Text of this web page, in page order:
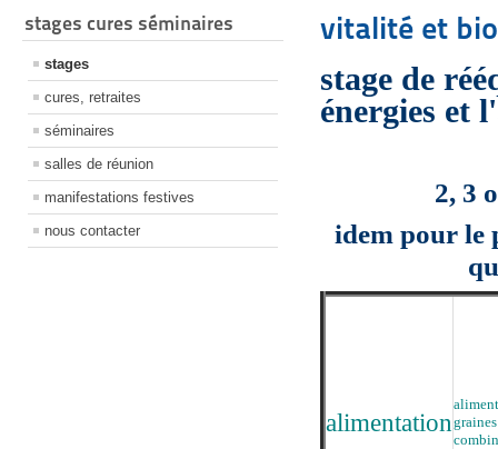
stages cures séminaires
stages
cures, retraites
séminaires
salles de réunion
manifestations festives
nous contacter
vitalité et
stage de
énergies et
2, 3
idem pour le
alimentation